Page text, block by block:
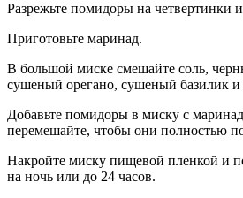
Разрежьте помидоры на четвертинки
Приготовьте маринад.
В большой миске смешайте соль,
сушеный орегано, сушеный базилик
Добавьте помидоры в миску с
перемешайте, чтобы они полностью
Накройте миску пищевой пленкой и
на ночь или до 24 часов.